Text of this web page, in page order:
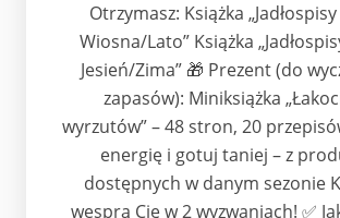
Otrzymasz: Książka
Wiosna/Lato” Książka
Jesień/Zima” 🎁 Prezent (do
zapasów): Miniksiążka
wyrzutów” – 48 stron, 20
energię i gotuj taniej – z
dostępnych w danym sezonie
wesprą Cię w 2 wyzwaniach! ✅